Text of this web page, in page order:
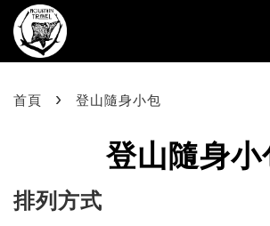
首頁 › 登山隨身小包
登山隨身小
排列方式